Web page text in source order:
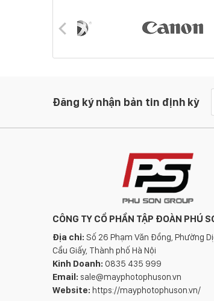
Đăng ký nhận bản tin định kỳ
CÔNG TY CỔ PHẦN TẬP ĐOÀN PHÚ
Địa chỉ: Số 26 Phạm Văn Đồng, Phường
Cầu Giấy, Thành phố Hà Nội
Kinh Doanh: 0835 435 999
Email: sale@mayphotophuson.vn
Website: https://mayphotophuson.vn/